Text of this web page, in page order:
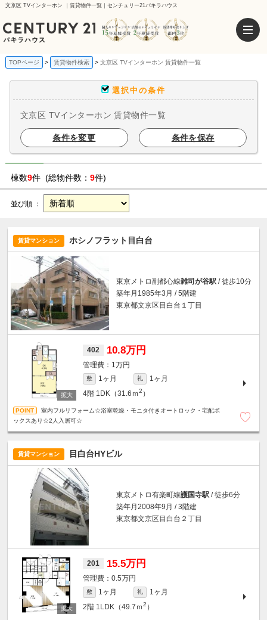
文京区 TVインターホン ｜賃貸物件一覧｜センチュリー21パキラハウス
TOPページ 賃貸物件検索 文京区 TVインターホン 賃貸物件一覧
選択中の条件
文京区 TVインターホン 賃貸物件一覧
条件を変更 条件を保存
棟数9件 (総物件数： 9件)
並び順 ：
賃貸マンション ホシノフラット目白台
東京メトロ副都心線雑司が谷駅 / 徒歩10分
築年月1985年3月 / 5階建
東京都文京区目白台１丁目
402 10.8万円
1万円
敷 1ヶ月 礼
1ヶ月
4階 1DK（31.6ｍ2 ）
室内フルリフォーム☆浴室乾燥・モニタ付きオートロック・宅配ボ
ックスあり☆2人入居可☆
賃貸マンション 目白台HYビル
東京メトロ有楽町線護国寺駅 / 徒歩6分
築年月2008年9月 / 3階建
東京都文京区目白台２丁目
201 15.5万円
0.5万円
敷 1ヶ月 礼
1ヶ月
2階 1LDK（49.7ｍ2 ）